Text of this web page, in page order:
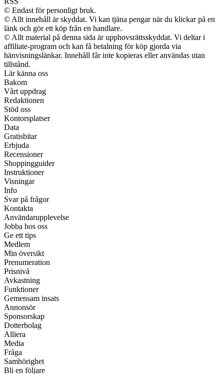
© Endast för personligt bruk.
© Allt innehåll är skyddat. Vi kan tjäna pengar när du klickar på en
länk och gör ett köp från en handlare.
© Allt material på denna sida är upphovsrättsskyddat. Vi deltar i
affiliate-program och kan få betalning för köp gjorda via
hänvisningslänkar. Innehåll får inte kopieras eller användas utan
tillstånd.
Lär känna oss
Bakom
Vårt uppdrag
Redaktionen
Stöd oss
Kontorsplatser
Data
Gratisbitar
Erbjuda
Recensioner
Shoppingguider
Instruktioner
Visningar
Info
Svar på frågor
Kontakta
Användarupplevelse
Jobba hos oss
Ge ett tips
Medlem
Min översikt
Prenumeration
Prisnivå
Avkastning
Funktioner
Gemensam insats
Annonsör
Sponsorskap
Dotterbolag
Alliera
Media
Fråga
Samhörighet
Bli en följare